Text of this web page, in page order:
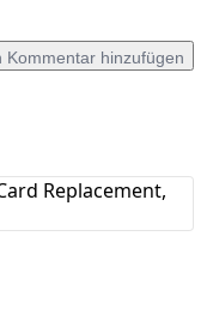
Kommentar hinzufügen